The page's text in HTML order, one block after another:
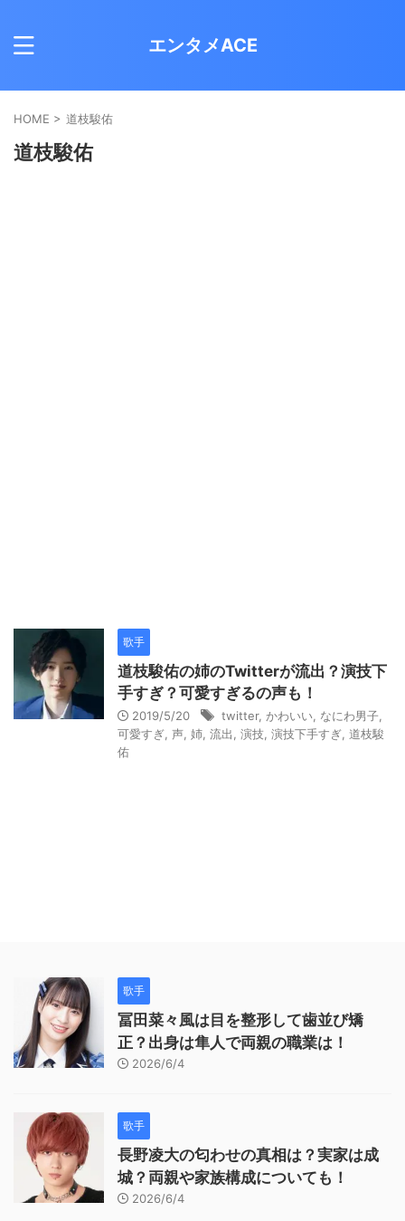
エンタメACE
HOME > 道枝駿佑
道枝駿佑
歌手
道枝駿佑の姉のTwitterが流出？演技下
手すぎ？可愛すぎるの声も！
2019/5/20 twitter, かわいい なにわ男子
可愛すぎ 声 姉 流出 演技 演技下手すぎ 道枝駿
佑
歌手
冨田菜々風は目を整形して歯並び矯
正？出身は隼人で両親の職業は！
2026/6/4
歌手
長野凌大の匂わせの真相は？実家は成
城？両親や家族構成についても！
2026/6/4